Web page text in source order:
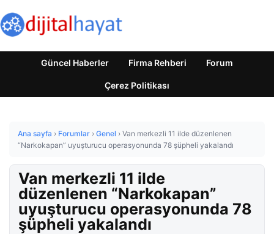
Güncel Haberler Firma Rehberi Forum
Çerez Politikası
Ana sayfa › Forumlar › Genel › Van merkezli 11 ilde düzenlenen
“Narkokapan” uyuşturucu operasyonunda 78 şüpheli yakalandı
Van merkezli 11 ilde
düzenlenen “Narkokapan”
uyuşturucu operasyonunda 78
şüpheli yakalandı